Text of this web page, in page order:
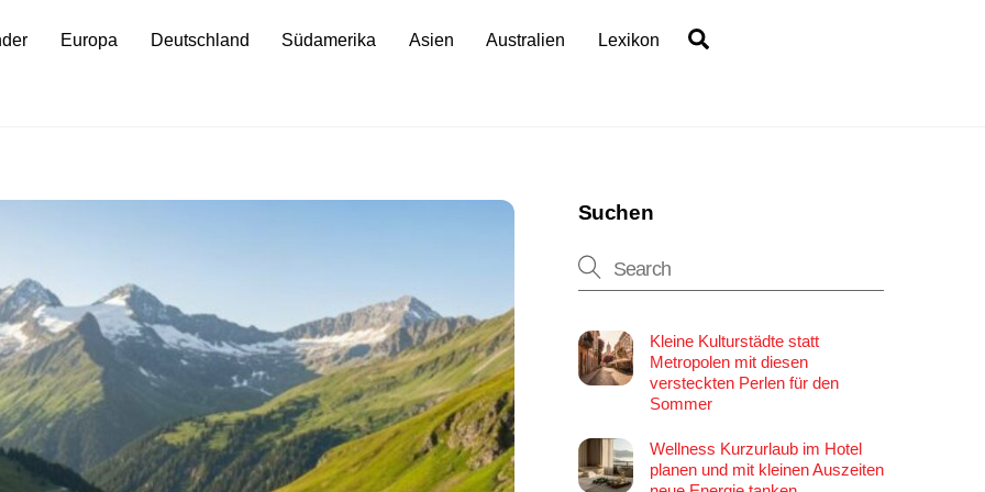
Europa Deutschland Südamerika Asien Australien Lexikon
Suchen
Kleine Kulturstädte statt
Metropolen mit diesen
versteckten Perlen für den
Sommer
Wellness Kurzurlaub im Hotel
planen und mit kleinen Auszeiten